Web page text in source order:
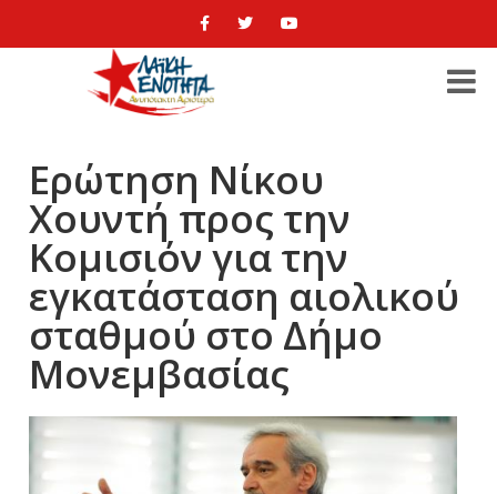
Ερώτηση Νίκου
Χουντή προς την
Κομισιόν για την
εγκατάσταση αιολικού
σταθμού στο Δήμο
Μονεμβασίας